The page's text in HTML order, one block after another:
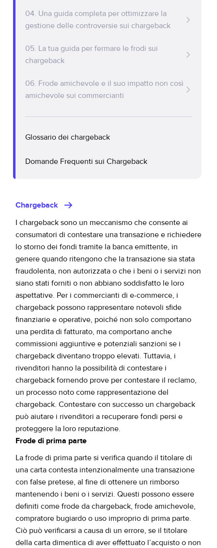
Events
Stampa
Parliamo
04. Una guida completa per ottimizzare la
gestione delle controversie sui chargeback
05. La tua guida per fermare le frodi sui
chargeback
06. Frode amichevole e il suo impatto non così
amichevole sui commercianti
Glossario dei chargeback
Domande Frequenti sui Chargeback
Chargeback
I chargeback sono un meccanismo che consente ai
consumatori di contestare una transazione e richiedere
lo storno dei fondi tramite la banca emittente, in
genere quando ritengono che la transazione sia stata
fraudolenta, non autorizzata o che i beni o i servizi non
siano stati forniti o non abbiano soddisfatto le loro
aspettative. Per i commercianti di e-commerce, i
chargeback possono rappresentare notevoli sfide
finanziarie e operative, poiché non solo comportano
una perdita di fatturato, ma comportano anche
commissioni aggiuntive e potenziali sanzioni se i
chargeback diventano troppo elevati. Tuttavia, i
rivenditori hanno la possibilità di contestare i
chargeback fornendo prove per contestare il reclamo,
un processo noto come rappresentazione del
chargeback. Contestare con successo un chargeback
può aiutare i rivenditori a recuperare fondi persi e
proteggere la loro reputazione.
Frode di prima parte
La frode di prima parte si verifica quando il titolare di
una carta contesta intenzionalmente una transazione
con false pretese, al fine di ottenere un rimborso
mantenendo i beni o i servizi. Questi possono essere
definiti come frode da chargeback, frode amichevole,
compratore bugiardo o uso improprio di prima parte.
Ciò può verificarsi a causa di un errore, se il titolare
della carta dimentica di aver effettuato l’acquisto o non